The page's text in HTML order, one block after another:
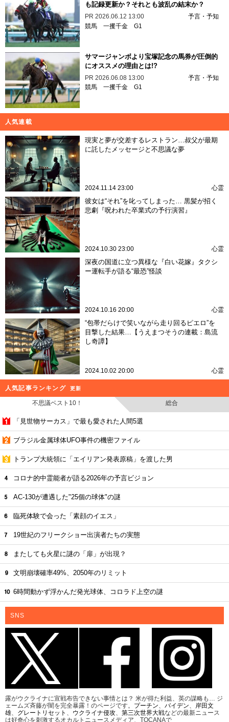
も記録更新か？それとも波乱の結末か？
PR 2026.06.12 13:00
予言・予知
競馬 一攫千金 G1
サマージャンボより宝塚記念の馬券が圧倒的
にオススメの理由とは!?
PR 2026.06.08 13:00
予言・予知
競馬 一攫千金 G1
人気連載
現実と夢が交差するレストラン…叔父が最期
に託したメッセージと不思議な夢
2024.11.14 23:00 心霊
彼女は“それ”を叱ってしまった… 黒髪が招く
悲劇『呪われた卒業式の予行演習』
2024.10.30 23:00 心霊
深夜の国道に立つ異様な『白い花嫁』タクシ
ー運転手が語る“最恐”怪談
2024.10.16 20:00 心霊
“包帯だらけで笑いながら走り回るピエロ”を
目撃した結果…【うえまつそうの連載：島流
し奇譚】
2024.10.02 20:00 心霊
人気記事ランキング 更新
不思議ベスト10！ 総合
「見世物サーカス」で最も愛された人間5選
ブラジル金属球体UFO事件の機密ファイル
トランプ大統領に「エイリアン発表原稿」を渡した男
コロナ的中霊能者が語る2026年の予言ビジョン
AC-130が遭遇した"25個の球体"の謎
臨死体験で会った「素顔のイエス」
19世紀のフリークショー出演者たちの実態
またしても火星に謎の「扉」が出現？
文明崩壊確率49%、2050年のリミット
6時間動かず浮かんだ発光球体、コロラド上空の謎
SNS
露がウクライナに宣戦布告できない事情とは？ 米が得た利益、英の謀略も… ジ
ェームズ斉藤が闇を完全暴露！のページです。 プーチン、 バイデン、 岸田文
雄、 グレートリセット 、 ウクライナ侵攻、 第三次世界大戦などの最新ニュース
は好奇心を刺激するオカルトニュースメディア、TOCANAで